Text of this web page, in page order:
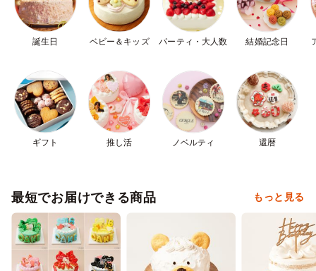
誕生日
ギフト
ベビー＆キッズ
推し活
パーティ・大人数
ノベルティ
結婚記念日
還暦
最短でお届けできる商品 もっと見る